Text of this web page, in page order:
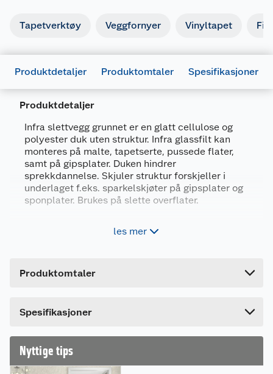
Tapetverktøy Veggfornyer Vinyltapet
Produktdetaljer Produktomtaler Spesifikasjoner
Produktdetaljer
Infra slettvegg grunnet er en glatt cellulose og
polyester duk uten struktur. Infra glassfilt kan
monteres på malte, tapetserte, pussede flater,
samt på gipsplater. Duken hindrer
sprekkdannelse. Skjuler struktur forskjeller i
underlaget f.eks. sparkelskjøter på gipsplater og
sponplater. Brukes på slette overflater.
Mål pr. rull (BxL): 1x25 meter
Sprekker, hull og ujevnheter må sparkles og
Duken er enkel å montere.
Kan brukes på vegger og tak i tørre rom.
les mer
Produktomtaler
Spesifikasjoner
Generelt
Artikkelnummer
7025180675926
Leverandørens artikkelnummer
Lengde
Nyttige tips